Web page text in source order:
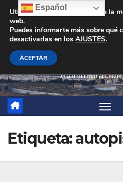
contenido
Etiqueta:
Español
Utilizamos cookies para darte la
web.
Puedes informarte más sobre qué
desactivarlas en los AJUSTES.
ACEPTAR